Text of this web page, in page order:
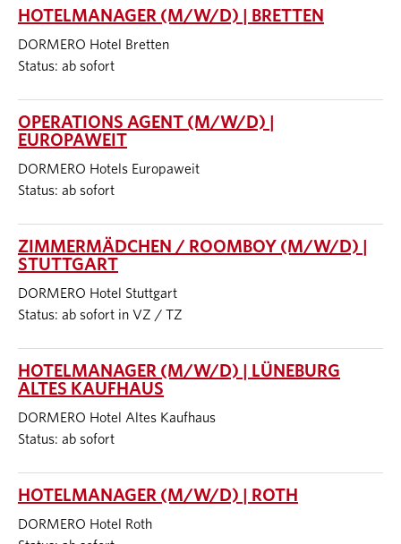
HOTELMANAGER (M/W/D) | BRETTEN
DORMERO Hotel Bretten
Status: ab sofort
OPERATIONS AGENT (M/W/D) |
EUROPAWEIT
DORMERO Hotels Europaweit
Status: ab sofort
ZIMMERMÄDCHEN / ROOMBOY (M/W/D) |
STUTTGART
DORMERO Hotel Stuttgart
Status: ab sofort in VZ / TZ
HOTELMANAGER (M/W/D) | LÜNEBURG
ALTES KAUFHAUS
DORMERO Hotel Altes Kaufhaus
Status: ab sofort
HOTELMANAGER (M/W/D) | ROTH
DORMERO Hotel Roth